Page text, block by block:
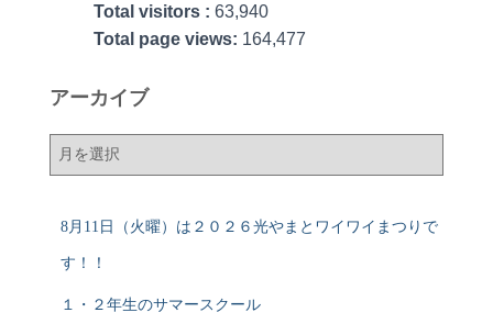
Total visitors : 63,940
Total page views: 164,477
アーカイブ
ア
イ
8月11日（火曜）は２０２６光やまとワイワイまつりで
す！！
１・２年生のサマースクール